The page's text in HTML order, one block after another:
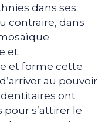
dans ses
contraire, dans
et
et forme cette
au pouvoir
ont
s’attirer le